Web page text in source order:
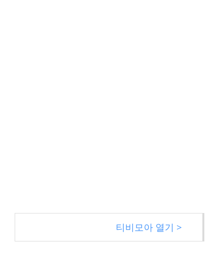
티비모아 열기 >